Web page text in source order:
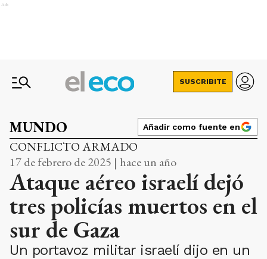
Ads
SUSCRIBITE
MUNDO Añadir como fuente en
CONFLICTO ARMADO
17 de febrero de 2025 | hace un año
Ataque aéreo israelí dejó
tres policías muertos en el
sur de Gaza
Un portavoz militar israelí dijo en un